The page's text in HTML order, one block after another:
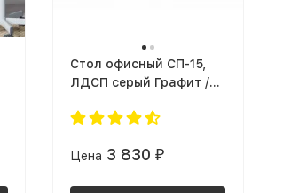
Cтол офисный СП-15,
ЛДСП серый Графит /
Цена 3 830 ₽